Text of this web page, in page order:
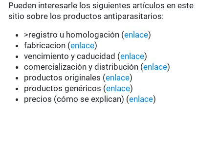
Pueden interesarle los siguientes artículos en este
sitio sobre los productos antiparasitarios:
>registro u homologación (enlace)
fabricacion (enlace)
vencimiento y caducidad (enlace)
comercialización y distribución (enlace)
productos originales (enlace)
productos genéricos (enlace)
precios (cómo se explican) (enlace)